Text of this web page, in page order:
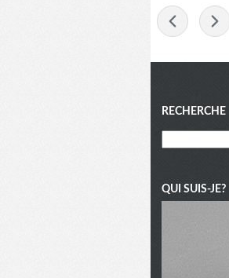
RECHERCHE
QUI SUIS-JE?